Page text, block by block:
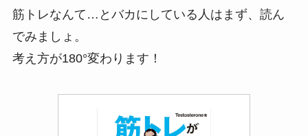
筋トレなんて…とバカにしている人はまず、読ん
でみましょ。
考え方が180°変わります！